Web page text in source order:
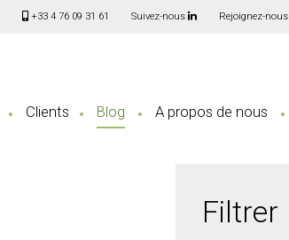
+33 4 76 09 31 61 Suivez-nous Rejoignez-nous
Clients Blog A propos de nous
Filtrer